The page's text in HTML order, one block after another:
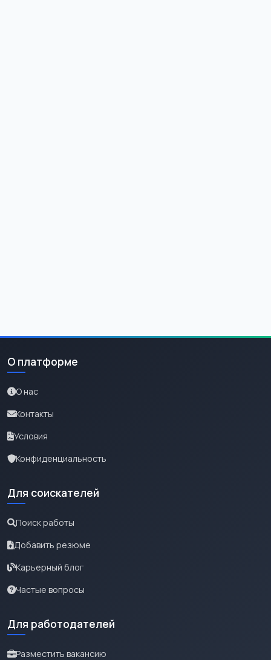
О платформе
О нас
Контакты
Условия
Конфиденциальность
Для соискателей
Поиск работы
Добавить резюме
Карьерный блог
Частые вопросы
Для работодателей
Разместить вакансию